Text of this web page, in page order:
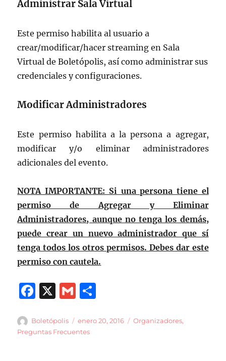
Administrar Sala Virtual
Este permiso habilita al usuario a
crear/modificar/hacer streaming en Sala
Virtual de Boletópolis, así como administrar sus
credenciales y configuraciones.
Modificar Administradores
Este permiso habilita a la persona a agregar,
modificar y/o eliminar administradores
adicionales del evento.
NOTA IMPORTANTE: Si una persona tiene el
permiso de Agregar y Eliminar
Administradores, aunque no tenga los demás,
puede crear un nuevo administrador que sí
tenga todos los otros permisos. Debes dar este
permiso con cautela.
F
c
e
X
G
ai
l
m
Autor
Boletópolis
Publicado
el
enero 20, 2016 Categorías
Organizadores,
Preguntas Frecuentes